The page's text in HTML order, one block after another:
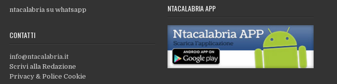
ntacalabria su whatsapp
CONTATTI
info@ntacalabria.it
Scrivi alla Redazione
Privacy & Police Cookie
NTACALABRIA APP